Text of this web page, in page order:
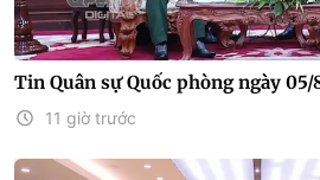
Tin Quân sự Quốc phòng ngày 05/
11 giờ trước